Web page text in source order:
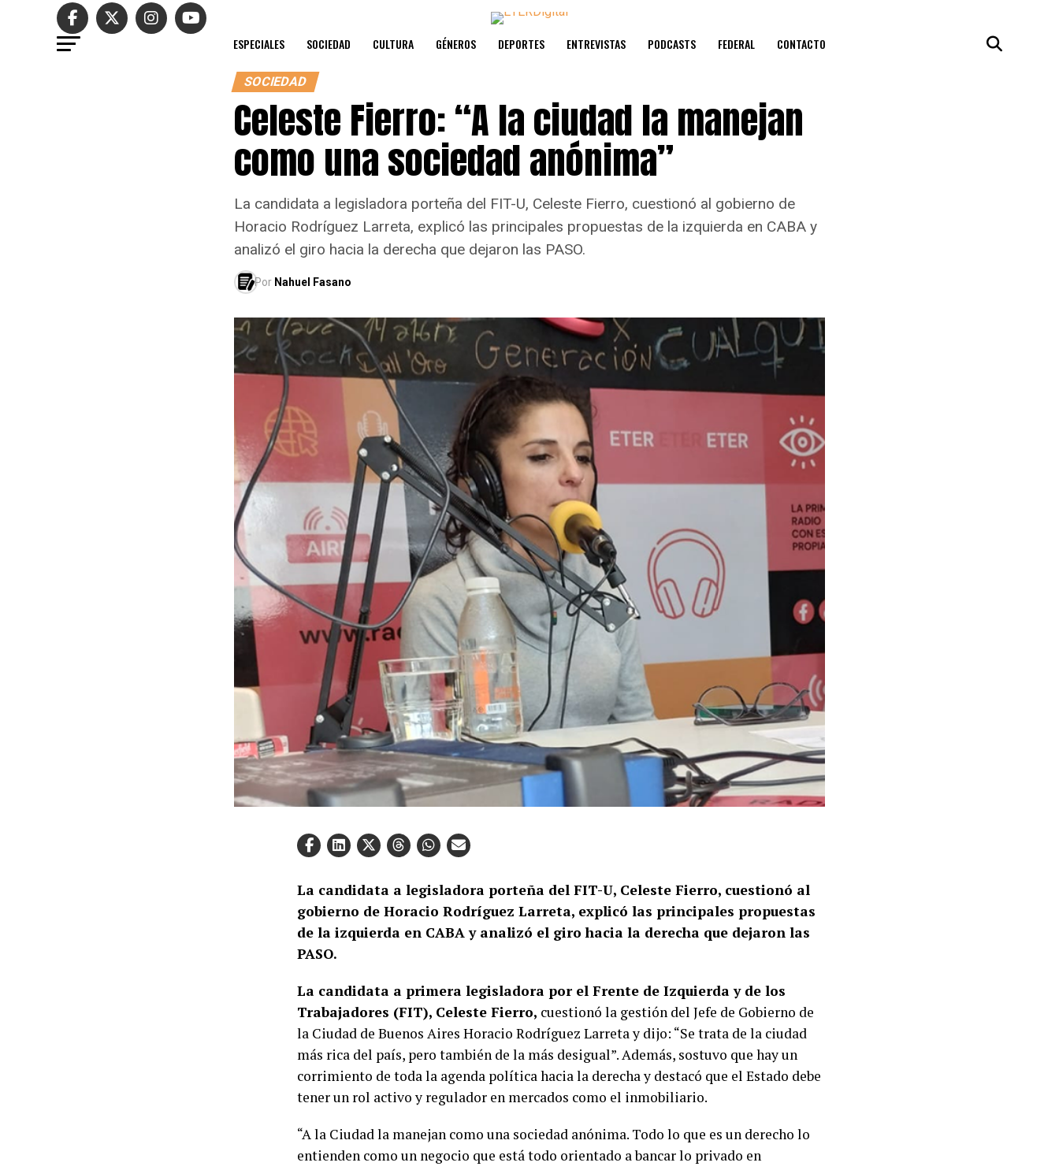
ESPECIALES SOCIEDAD CULTURA GÉNEROS DEPORTES ENTREVISTAS PODCASTS FEDERAL CONTACTO
SOCIEDAD
Celeste Fierro: “A la ciudad la manejan
como una sociedad anónima”
La candidata a legisladora porteña del FIT-U, Celeste Fierro, cuestionó al gobierno de
Horacio Rodríguez Larreta, explicó las principales propuestas de la izquierda en CABA y
analizó el giro hacia la derecha que dejaron las PASO.
Por Nahuel Fasano
La candidata a legisladora porteña del FIT-U, Celeste Fierro, cuestionó al
gobierno de Horacio Rodríguez Larreta, explicó las principales propuestas
de la izquierda en CABA y analizó el giro hacia la derecha que dejaron las
PASO.
La candidata a primera legisladora por el Frente de Izquierda y de los
Trabajadores (FIT), Celeste Fierro, cuestionó la gestión del Jefe de Gobierno de
la Ciudad de Buenos Aires Horacio Rodríguez Larreta y dijo: “Se trata de la ciudad
más rica del país, pero también de la más desigual”. Además, sostuvo que hay un
corrimiento de toda la agenda política hacia la derecha y destacó que el Estado debe
tener un rol activo y regulador en mercados como el inmobiliario.
“A la Ciudad la manejan como una sociedad anónima. Todo lo que es un derecho lo
entienden como un negocio que está todo orientado a bancar lo privado en